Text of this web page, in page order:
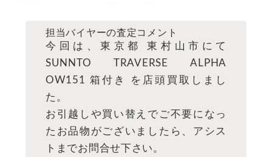
担当バイヤーの査定コメント
今回は、東京都 東村山市にて
SUNNTO TRAVERSE ALPHA
OW151 箱付き を店頭買取しまし
た。
お引越しや買い替えでご不要になっ
たお品物がございましたら、アシス
トまでお問合せ下さい。